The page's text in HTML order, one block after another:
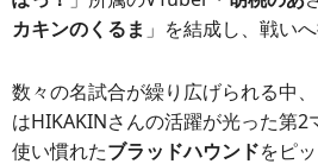
カキンのくるま 」を結成し、戦い
数々の名試合が繰り広げられる中
はHIKAKINさんの活躍が光った第2
使い慣れたブラッドハウンドをピ